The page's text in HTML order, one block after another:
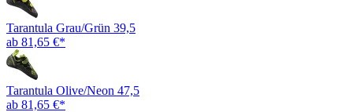
Tarantula Grau/Grün 39,5
ab 81,65 €*
Tarantula Olive/Neon 47,5
ab 81,65 €*